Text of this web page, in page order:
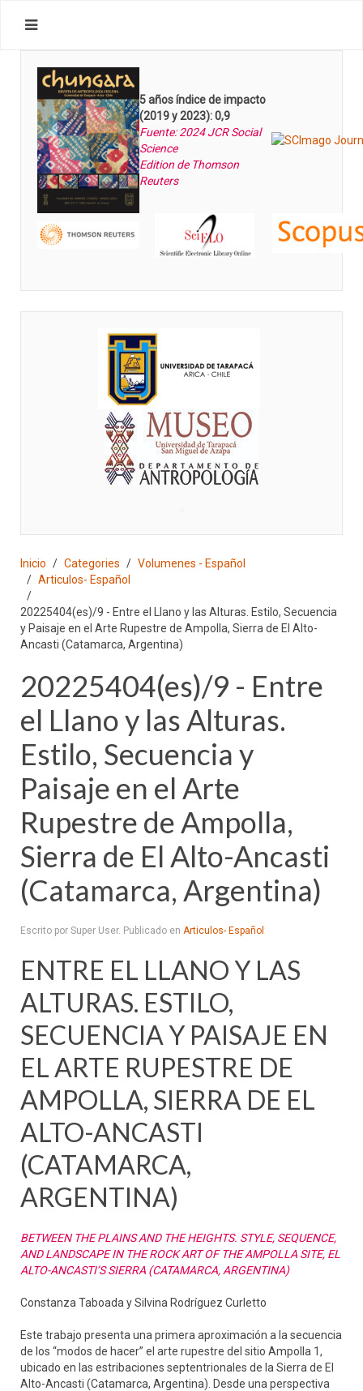
5 años índice de impacto
(2019 y 2023): 0,9
Fuente: 2024 JCR Social
Science
Edition de Thomson
Reuters
Inicio Categories
Volumenes - Español
Articulos- Español
20225404(es)/9 - Entre el Llano y las Alturas. Estilo, Secuencia
y Paisaje en el Arte Rupestre de Ampolla, Sierra de El Alto-
Ancasti (Catamarca, Argentina)
20225404(es)/9 - Entre
el Llano y las Alturas.
Estilo, Secuencia y
Paisaje en el Arte
Rupestre de Ampolla,
Sierra de El Alto-Ancasti
(Catamarca, Argentina)
Escrito por Super User. Publicado en Articulos- Español
ENTRE EL LLANO Y LAS
ALTURAS. ESTILO,
SECUENCIA Y PAISAJE EN
EL ARTE RUPESTRE DE
AMPOLLA, SIERRA DE EL
ALTO-ANCASTI
(CATAMARCA,
ARGENTINA)
BETWEEN THE PLAINS AND THE HEIGHTS. STYLE, SEQUENCE,
AND LANDSCAPE IN THE ROCK ART OF THE AMPOLLA SITE, EL
ALTO-ANCASTI’S SIERRA (CATAMARCA, ARGENTINA)
Constanza Taboada y Silvina Rodríguez Curletto
Este trabajo presenta una primera aproximación a la secuencia
de los “modos de hacer” el arte rupestre del sitio Ampolla 1,
ubicado en las estribaciones septentrionales de la Sierra de El
Alto-Ancasti (Catamarca, Argentina). Desde una perspectiva